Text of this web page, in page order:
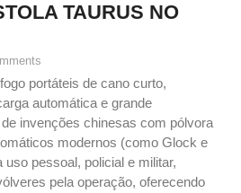
TAURUS NO
portáteis de cano curto,
automática e grande
invenções chinesas com pólvora
modernos (como Glock e
pessoal, policial e militar,
pela operação, oferecendo